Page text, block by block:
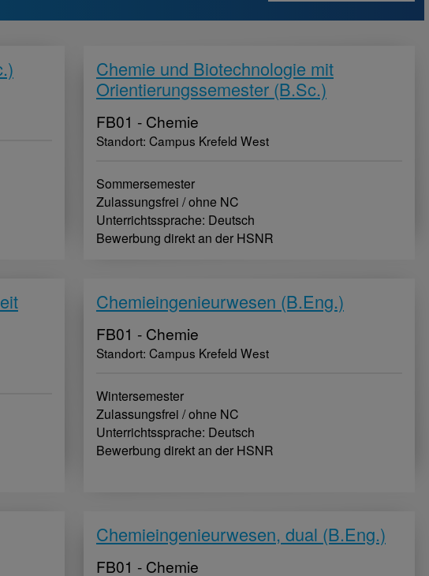
Chemie und Biotechnologie mit
Orientierungssemester (B.Sc.)
FB01 - Chemie
Standort: Campus Krefeld West
Sommersemester
Zulassungsfrei / ohne NC
Unterrichtssprache: Deutsch
Bewerbung direkt an der HSNR
Chemieingenieurwesen (B.Eng.)
FB01 - Chemie
Standort: Campus Krefeld West
Wintersemester
Zulassungsfrei / ohne NC
Unterrichtssprache: Deutsch
Bewerbung direkt an der HSNR
Chemieingenieurwesen, dual (B.Eng.)
FB01 - Chemie